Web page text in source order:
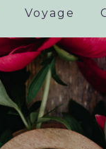
Voyage